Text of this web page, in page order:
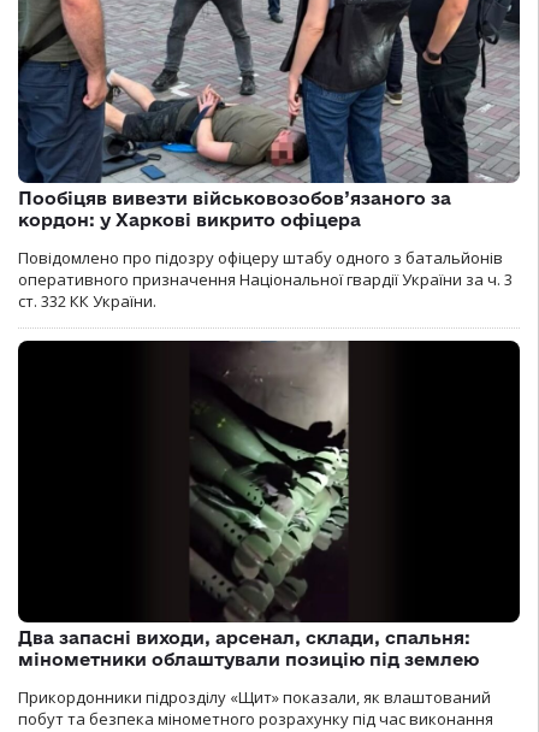
Пообіцяв вивезти військовозобов’язаного за
кордон: у Харкові викрито офіцера
Повідомлено про підозру офіцеру штабу одного з батальйонів
оперативного призначення Національної гвардії України за ч. 3
ст. 332 КК України.
Два запасні виходи, арсенал, склади, спальня:
мінометники облаштували позицію під землею
Прикордонники підрозділу «Щит» показали, як влаштований
побут та безпека мінометного розрахунку під час виконання